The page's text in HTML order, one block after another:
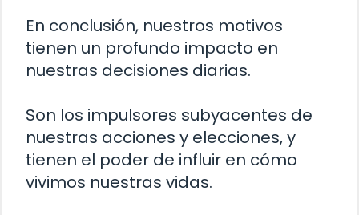
En conclusión, nuestros motivos
tienen un profundo impacto en
nuestras decisiones diarias.
Son los impulsores subyacentes de
nuestras acciones y elecciones, y
tienen el poder de influir en cómo
vivimos nuestras vidas.